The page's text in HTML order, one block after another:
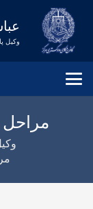
وکیل
مراحل